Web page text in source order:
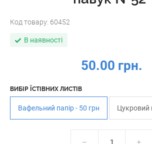
Код товару: 60452
В наявності
50.00 грн.
ВИБІР ЇСТІВНИХ ЛИСТІВ
Вафельний папір - 50 грн Цукровий